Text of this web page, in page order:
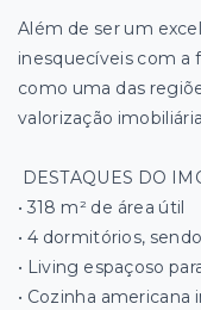
Além de ser um
inesquecíveis com a
como uma das
valorização
DESTAQUES DO
• 318 m² de área útil
• 4 dormitórios,
• Living espaçoso
• Cozinha americana